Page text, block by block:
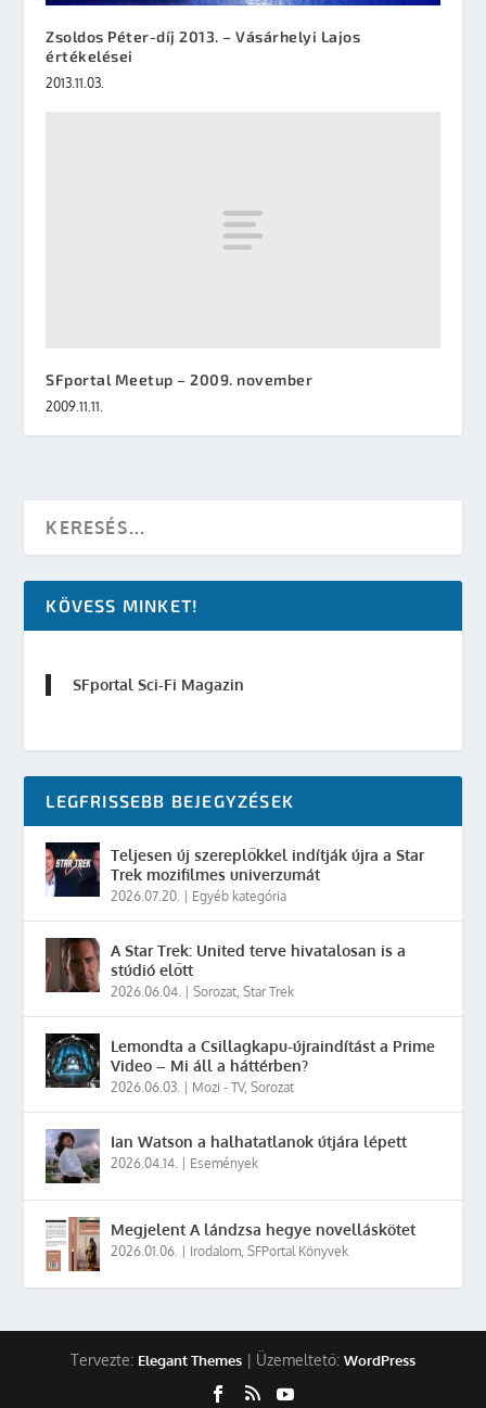
Zsoldos Péter-díj 2013. – Vásárhelyi Lajos
értékelései
2013.11.03.
SFportal Meetup – 2009. november
2009.11.11.
KÖVESS MINKET!
SFportal Sci-Fi Magazin
LEGFRISSEBB BEJEGYZÉSEK
Teljesen új szereplőkkel indítják újra a Star
Trek mozifilmes univerzumát
2026.07.20. Egyéb kategória
A Star Trek: United terve hivatalosan is a
stúdió előtt
2026.06.04. |Sorozat ,Star Trek
Lemondta a Csillagkapu-újraindítást a Prime
Video – Mi áll a háttérben?
2026.06.03. Mozi - TV,Sorozat
Ian Watson a halhatatlanok útjára lépett
2026.04.14. Események
Megjelent A lándzsa hegye novelláskötet
2026.01.06. Irodalom ,SFPortal Könyvek
Tervezte: Elegant Themes | Üzemeltető: WordPress